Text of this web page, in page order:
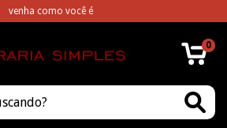
venha como você é
0